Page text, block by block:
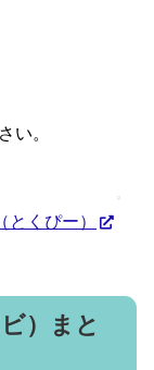
い。
くぴー）
）まと